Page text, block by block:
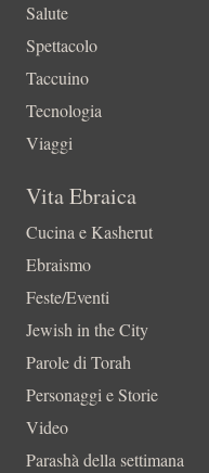
Salute
Spettacolo
Taccuino
Tecnologia
Viaggi
Vita Ebraica
Cucina e Kasherut
Ebraismo
Feste/Eventi
Jewish in the City
Parole di Torah
Personaggi e Storie
Video
Parashà della settimana